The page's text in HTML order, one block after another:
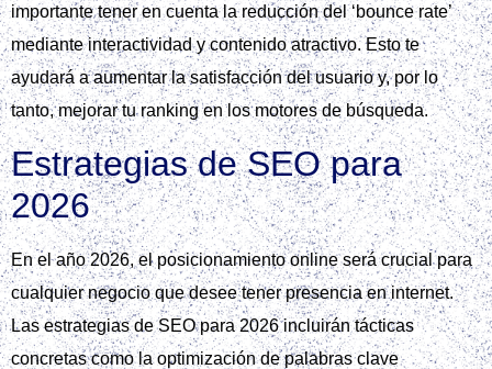
importante tener en cuenta la reducción del ‘bounce rate’
mediante interactividad y contenido atractivo. Esto te
ayudará a aumentar la satisfacción del usuario y, por lo
tanto, mejorar tu ranking en los motores de búsqueda.
Estrategias de SEO para
2026
En el año 2026, el posicionamiento online será crucial para
cualquier negocio que desee tener presencia en internet.
Las estrategias de SEO para 2026 incluirán tácticas
concretas como la optimización de palabras clave